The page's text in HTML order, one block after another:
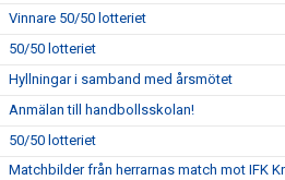
Vinnare 50/50 lotteriet
50/50 lotteriet
Hyllningar i samband med årsmötet
Anmälan till handbollsskolan!
50/50 lotteriet
Matchbilder från herrarnas match mot IFK